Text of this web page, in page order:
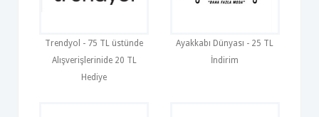
Trendyol - 75 TL üstünde
Alışverişlerinide 20 TL
Hediye
Ayakkabı Dünyası - 25 TL
İndirim